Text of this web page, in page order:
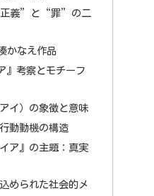
正義”と“罪”の二
かなえ作品
』考察とモチーフ
イ）の象徴と意味
動動機の構造
ア』の主題：真実
められた社会的メ